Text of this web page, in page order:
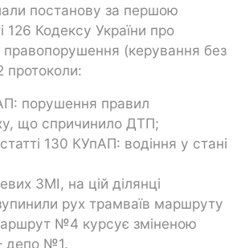
постанову за першою
126 Кодексу України про
правопорушення (керування без
протоколи:
порушення правил
що спричинило ДТП;
130 КУпАП: водіння у стані
ЗМІ, на цій ділянці
рух трамваїв маршруту
№4 курсує зміненою
депо №1.